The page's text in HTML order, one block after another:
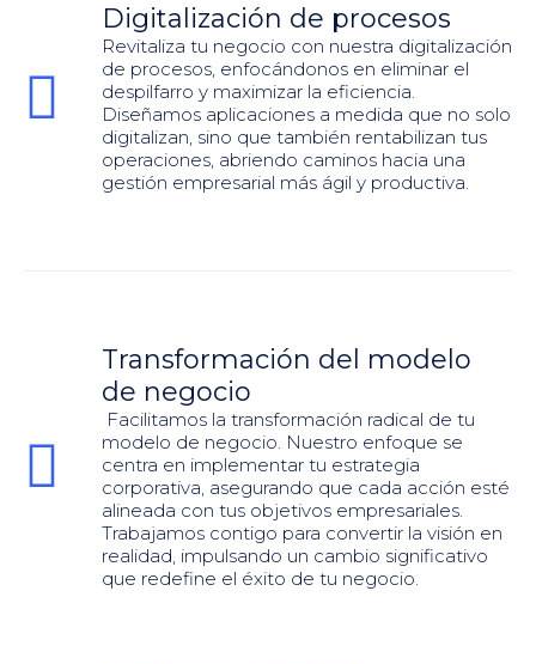
Digitalización de procesos
Revitaliza tu negocio con nuestra digitalización
de procesos, enfocándonos en eliminar el
despilfarro y maximizar la eficiencia.
Diseñamos aplicaciones a medida que no solo
digitalizan, sino que también rentabilizan tus
operaciones, abriendo caminos hacia una
gestión empresarial más ágil y productiva.
Transformación del modelo
de negocio
Facilitamos la transformación radical de tu
modelo de negocio. Nuestro enfoque se
centra en implementar tu estrategia
corporativa, asegurando que cada acción esté
alineada con tus objetivos empresariales.
Trabajamos contigo para convertir la visión en
realidad, impulsando un cambio significativo
que redefine el éxito de tu negocio.